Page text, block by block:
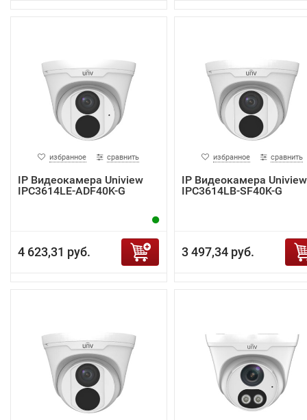
избранное сравнить
IP Видеокамера Uniview
IPC3614LE-ADF40K-G
4 623,31 руб.
избранное сравнить
IP Видеокамера Uniview
IPC3614LB-SF40K-G
3 497,34 руб.